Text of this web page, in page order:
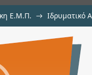
Ε.Μ.Π. → Ιδρυματικό
για την